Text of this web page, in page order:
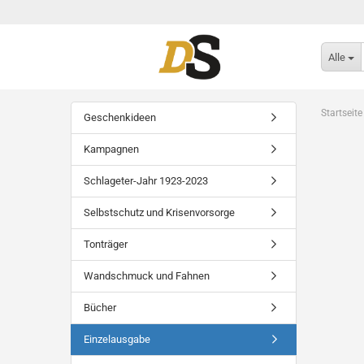
Alle
Startseite
Geschenkideen
Kampagnen
Schlageter-Jahr 1923-2023
Selbstschutz und Krisenvorsorge
Tonträger
Wandschmuck und Fahnen
Bücher
Einzelausgabe